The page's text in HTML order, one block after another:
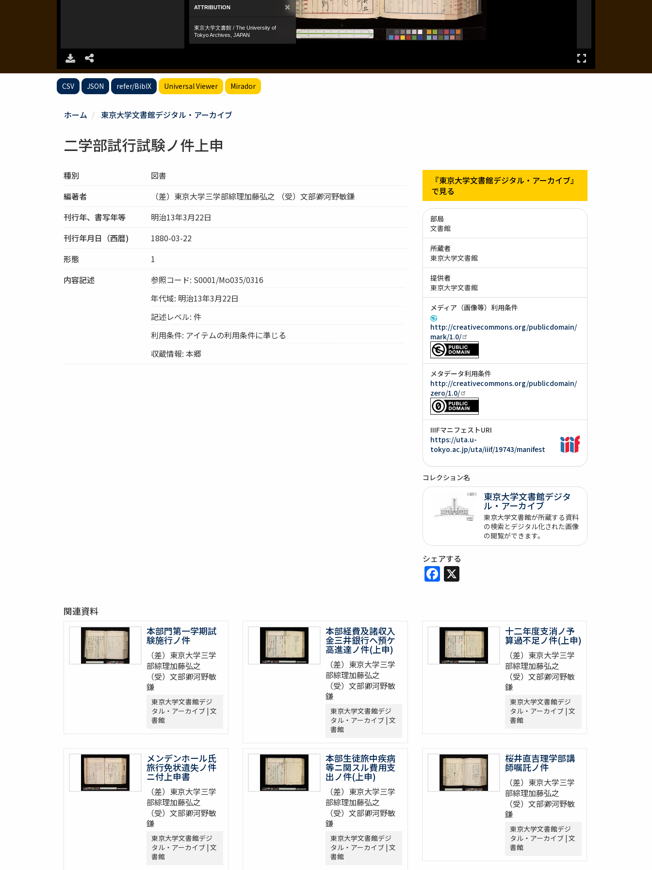
CSV JSON refer/BibIX Universal Viewer Mirador
ホーム 東京大学文書館デジタル・アーカイブ
二学部試行試験ノ件上申
種別
図書
編著者
（差）東京大学三学部綜理加藤弘之 （受）文部卿河野敏鎌
刊行年、書写年等
明治13年3月22日
刊行年月日（西暦)
1880-03-22
形態
1
内容記述
参照コード: S0001/Mo035/0316
年代域: 明治13年3月22日
記述レベル: 件
利用条件: アイテムの利用条件に準じる
収蔵情報: 本郷
『東京大学文書館デジタル・アーカイブ』
で見る
部局
文書館
所蔵者
東京大学文書館
提供者
東京大学文書館
メディア（画像等）利用条件
http://creativecommons.org/publicdomain/
mark/1.0/
メタデータ利用条件
http://creativecommons.org/publicdomain/
zero/1.0/
IIIFマニフェストURI
https://uta.u-
tokyo.ac.jp/uta/iiif/19743/manifest
コレクション名
東京大学文書館デジタ
ル・アーカイブ
東京大学文書館が所蔵する資料
の検索とデジタル化された画像
の閲覧ができます。
シェアする
Facebook
X
関連資料
本部門第一学期試
験施行ノ件
（差）東京大学三学
部綜理加藤弘之
（受）文部卿河野敏
鎌
東京大学文書館デジ
タル・アーカイブ | 文
書館
本部経費及諸収入
金三井銀行ヘ預ケ
高進達ノ件(上申)
（差）東京大学三学
部綜理加藤弘之
（受）文部卿河野敏
鎌
東京大学文書館デジ
タル・アーカイブ | 文
書館
十二年度支消ノ予
算過不足ノ件(上申)
（差）東京大学三学
部綜理加藤弘之
（受）文部卿河野敏
鎌
東京大学文書館デジ
タル・アーカイブ | 文
書館
メンデンホール氏
旅行免状遺失ノ件
ニ付上申書
（差）東京大学三学
部綜理加藤弘之
（受）文部卿河野敏
鎌
東京大学文書館デジ
タル・アーカイブ | 文
書館
本部生徒旅中疾病
等ニ関スル費用支
出ノ件(上申)
（差）東京大学三学
部綜理加藤弘之
（受）文部卿河野敏
鎌
東京大学文書館デジ
タル・アーカイブ | 文
書館
桜井直吉理学部講
師嘱託ノ件
（差）東京大学三学
部綜理加藤弘之
（受）文部卿河野敏
鎌
東京大学文書館デジ
タル・アーカイブ | 文
書館